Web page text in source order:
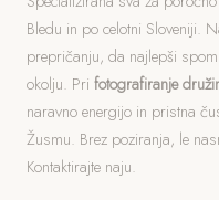
Bledu in po celotni Sloveniji.
prepričanju, da najlepši
okolju. Pri fotografiranje
naravno energijo in pristna
Žusmu. Brez poziranja, le
Kontaktirajte naju.